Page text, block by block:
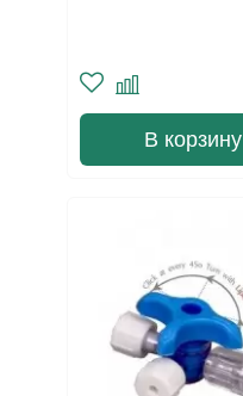
В корзину